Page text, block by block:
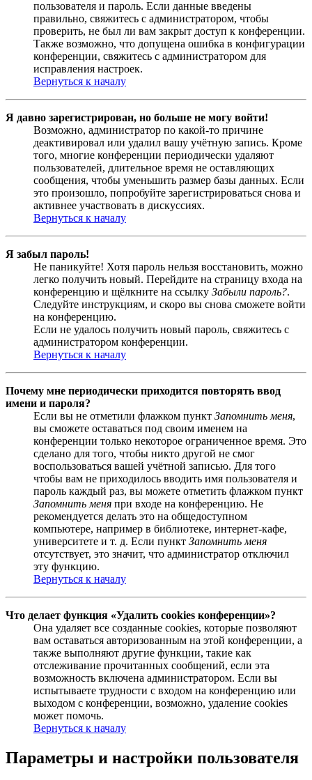
пользователя и пароль. Если данные введены
правильно, свяжитесь с администратором, чтобы
проверить, не был ли вам закрыт доступ к конференции.
Также возможно, что допущена ошибка в конфигурации
конференции, свяжитесь с администратором для
исправления настроек.
Вернуться к началу
Я давно зарегистрирован, но больше не могу войти!
Возможно, администратор по какой-то причине
деактивировал или удалил вашу учётную запись. Кроме
того, многие конференции периодически удаляют
пользователей, длительное время не оставляющих
сообщения, чтобы уменьшить размер базы данных. Если
это произошло, попробуйте зарегистрироваться снова и
активнее участвовать в дискуссиях.
Вернуться к началу
Я забыл пароль!
Не паникуйте! Хотя пароль нельзя восстановить, можно
легко получить новый. Перейдите на страницу входа на
конференцию и щёлкните на ссылку Забыли пароль?.
Следуйте инструкциям, и скоро вы снова сможете войти
на конференцию.
Если не удалось получить новый пароль, свяжитесь с
администратором конференции.
Вернуться к началу
Почему мне периодически приходится повторять ввод
имени и пароля?
Если вы не отметили флажком пункт Запомнить меня,
вы сможете оставаться под своим именем на
конференции только некоторое ограниченное время. Это
сделано для того, чтобы никто другой не смог
воспользоваться вашей учётной записью. Для того
чтобы вам не приходилось вводить имя пользователя и
пароль каждый раз, вы можете отметить флажком пункт
Запомнить меня при входе на конференцию. Не
рекомендуется делать это на общедоступном
компьютере, например в библиотеке, интернет-кафе,
университете и т. д. Если пункт Запомнить меня
отсутствует, это значит, что администратор отключил
эту функцию.
Вернуться к началу
Что делает функция «Удалить cookies конференции»?
Она удаляет все созданные cookies, которые позволяют
вам оставаться авторизованным на этой конференции, а
также выполняют другие функции, такие как
отслеживание прочитанных сообщений, если эта
возможность включена администратором. Если вы
испытываете трудности с входом на конференцию или
выходом с конференции, возможно, удаление cookies
может помочь.
Вернуться к началу
Параметры и настройки пользователя